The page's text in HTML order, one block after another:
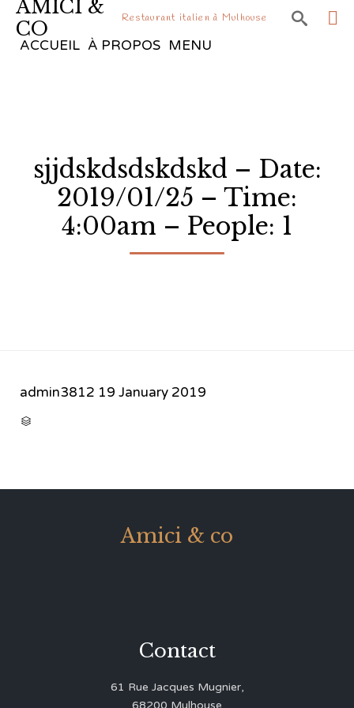
AMICI &
CO
Restaurant italien à Mulhouse 
ACCUEIL À PROPOS MENU
sjjdskdsdskdskd – Date:
2019/01/25 – Time:
4:00am – People: 1
admin3812 19 January 2019

Amici & co
Contact
61 Rue Jacques Mugnier,